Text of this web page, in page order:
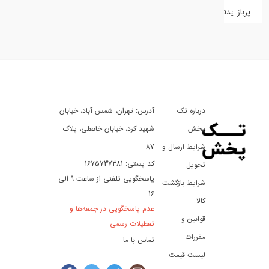
کفش
سفر
تفریح
پربازدیدترین
درباره تک
پخش
شرایط ارسال و
تحویل
شرایط بازگشت
کالا
قوانین و
مقررات
لیست قیمت
آدرس: تهران، شمس آباد، خیابان
شهید کرد، خیابان خانعلی، پلاک
87
کد پستی: 1675737381
پاسخگویی تلفنی از ساعت 9 الی
16
عدم پاسخگویی در جمعه‌ها و
تعطیلات رسمی
تماس با ما